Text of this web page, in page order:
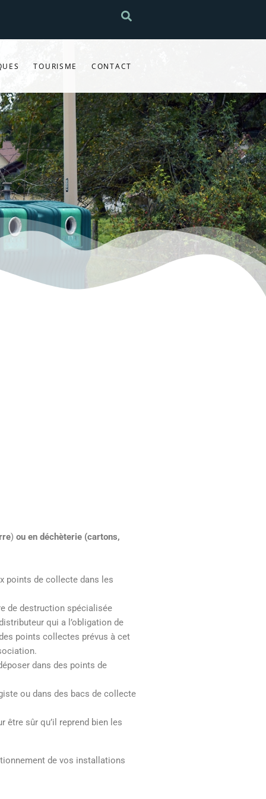
TOURISME CONTACT
) ou en déchèterie (cartons,
points de collecte dans les
de destruction spécialisée
qui a l’obligation de
points collectes prévus à cet
dans des points de
ou dans des bacs de collecte
être sûr qu’il reprend bien les
de vos installations